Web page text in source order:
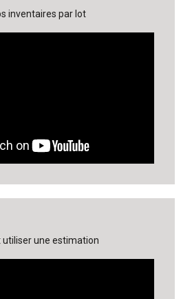
inventaires par lot
utiliser une estimation